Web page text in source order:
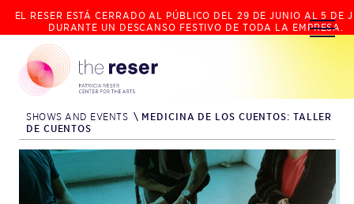
EL RESER ESTÁ CERRADO AL PÚBLICO DEL 29 DE JUNIO AL 5 DE
DURANTE UN DESCANSO FESTIVO DE TODA LA EMPRESA.
SHOWS AND EVENTS \ MEDICINA DE LOS CUENTOS: TALLER
DE CUENTOS